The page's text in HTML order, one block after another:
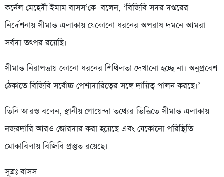
কর্নেল মেহেদী ইমাম বাসস’কে বলেন, ‘বিজিবি সদর দপ্তরের
নির্দেশনায় সীমান্ত এলাকায় যেকোনো ধরনের অপরাধ দমনে আমরা
সর্বদা তৎপর রয়েছি।
সীমান্ত নিরাপত্তায় কোনো ধরনের শিথিলতা দেখানো হচ্ছে না। অনুপ্রবেশ
ঠেকাতে বিজিবি সর্বোচ্চ পেশাদারিত্বের সঙ্গে দায়িত্ব পালন করছে।’
তিনি আরও বলেন, স্থানীয় গোয়েন্দা তথ্যের ভিত্তিতে সীমান্ত এলাকায়
নজরদারি আরও জোরদার করা হয়েছে এবং যেকোনো পরিস্থিতি
মোকাবিলায় বিজিবি প্রস্তুত রয়েছে।
সূত্রঃ বাসস